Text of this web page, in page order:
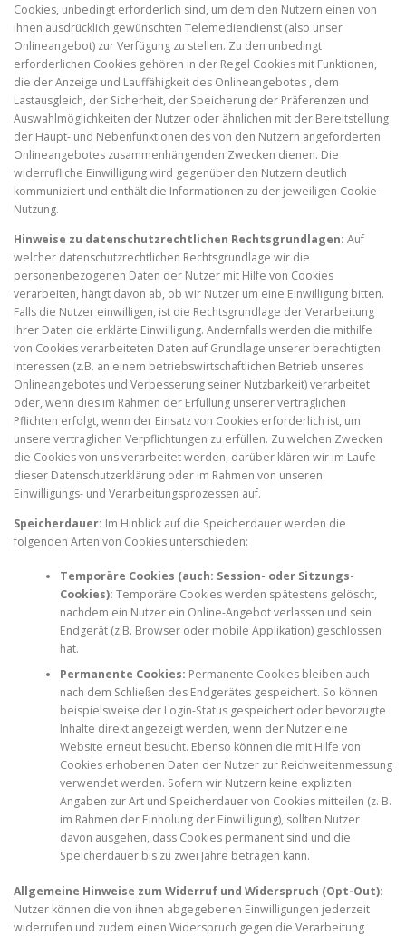
Cookies, unbedingt erforderlich sind, um dem den Nutzern einen von
ihnen ausdrücklich gewünschten Telemediendienst (also unser
Onlineangebot) zur Verfügung zu stellen. Zu den unbedingt
erforderlichen Cookies gehören in der Regel Cookies mit Funktionen,
die der Anzeige und Lauffähigkeit des Onlineangebotes , dem
Lastausgleich, der Sicherheit, der Speicherung der Präferenzen und
Auswahlmöglichkeiten der Nutzer oder ähnlichen mit der Bereitstellung
der Haupt- und Nebenfunktionen des von den Nutzern angeforderten
Onlineangebotes zusammenhängenden Zwecken dienen. Die
widerrufliche Einwilligung wird gegenüber den Nutzern deutlich
kommuniziert und enthält die Informationen zu der jeweiligen Cookie-
Nutzung.
Hinweise zu datenschutzrechtlichen Rechtsgrundlagen: Auf
welcher datenschutzrechtlichen Rechtsgrundlage wir die
personenbezogenen Daten der Nutzer mit Hilfe von Cookies
verarbeiten, hängt davon ab, ob wir Nutzer um eine Einwilligung bitten.
Falls die Nutzer einwilligen, ist die Rechtsgrundlage der Verarbeitung
Ihrer Daten die erklärte Einwilligung. Andernfalls werden die mithilfe
von Cookies verarbeiteten Daten auf Grundlage unserer berechtigten
Interessen (z.B. an einem betriebswirtschaftlichen Betrieb unseres
Onlineangebotes und Verbesserung seiner Nutzbarkeit) verarbeitet
oder, wenn dies im Rahmen der Erfüllung unserer vertraglichen
Pflichten erfolgt, wenn der Einsatz von Cookies erforderlich ist, um
unsere vertraglichen Verpflichtungen zu erfüllen. Zu welchen Zwecken
die Cookies von uns verarbeitet werden, darüber klären wir im Laufe
dieser Datenschutzerklärung oder im Rahmen von unseren
Einwilligungs- und Verarbeitungsprozessen auf.
Speicherdauer: Im Hinblick auf die Speicherdauer werden die
folgenden Arten von Cookies unterschieden:
Temporäre Cookies (auch: Session- oder Sitzungs-
Cookies): Temporäre Cookies werden spätestens gelöscht,
nachdem ein Nutzer ein Online-Angebot verlassen und sein
Endgerät (z.B. Browser oder mobile Applikation) geschlossen
hat.
Permanente Cookies: Permanente Cookies bleiben auch
nach dem Schließen des Endgerätes gespeichert. So können
beispielsweise der Login-Status gespeichert oder bevorzugte
Inhalte direkt angezeigt werden, wenn der Nutzer eine
Website erneut besucht. Ebenso können die mit Hilfe von
Cookies erhobenen Daten der Nutzer zur Reichweitenmessung
verwendet werden. Sofern wir Nutzern keine expliziten
Angaben zur Art und Speicherdauer von Cookies mitteilen (z. B.
im Rahmen der Einholung der Einwilligung), sollten Nutzer
davon ausgehen, dass Cookies permanent sind und die
Speicherdauer bis zu zwei Jahre betragen kann.
Allgemeine Hinweise zum Widerruf und Widerspruch (Opt-Out):
Nutzer können die von ihnen abgegebenen Einwilligungen jederzeit
widerrufen und zudem einen Widerspruch gegen die Verarbeitung